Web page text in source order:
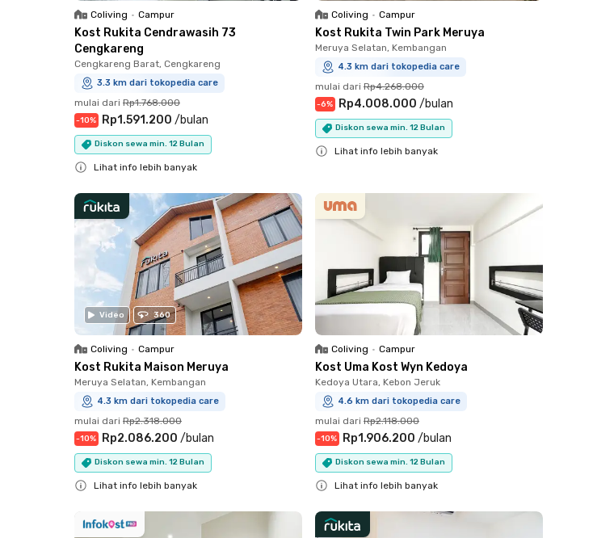
Coliving • Campur
Kost Rukita Cendrawasih 73
Cengkareng
Cengkareng Barat, Cengkareng
3.3 km dari tokopedia care
mulai dari Rp1.768.000
-10% Rp1.591.200 /bulan
Diskon sewa min. 12 Bulan
Lihat info lebih banyak
Coliving • Campur
Kost Rukita Twin Park Meruya
Meruya Selatan, Kembangan
4.3 km dari tokopedia care
mulai dari Rp4.268.000
-6% Rp4.008.000 /bulan
Diskon sewa min. 12 Bulan
Lihat info lebih banyak
Video 360
Coliving • Campur
Kost Rukita Maison Meruya
Meruya Selatan, Kembangan
4.3 km dari tokopedia care
mulai dari Rp2.318.000
-10% Rp2.086.200 /bulan
Diskon sewa min. 12 Bulan
Lihat info lebih banyak
Coliving • Campur
Kost Uma Kost Wyn Kedoya
Kedoya Utara, Kebon Jeruk
4.6 km dari tokopedia care
mulai dari Rp2.118.000
-10% Rp1.906.200 /bulan
Diskon sewa min. 12 Bulan
Lihat info lebih banyak